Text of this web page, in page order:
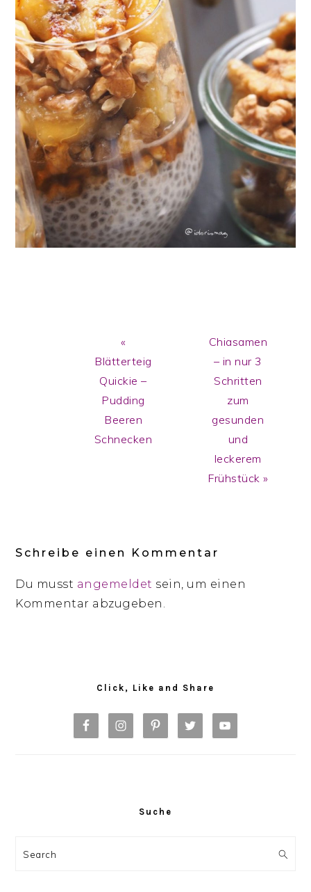
Previous
Post:
«
Blätterteig
Quickie –
Pudding
Beeren
Schnecken
Next
Post:
Chiasamen
– in nur 3
Schritten
zum
gesunden
und
leckerem
Frühstück »
Schreibe einen Kommentar
Du musst angemeldet sein, um einen
Kommentar abzugeben.
Click, Like and Share
Suche
Search